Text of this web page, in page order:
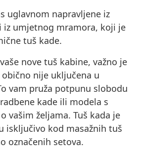
uglavnom napravljene iz
iz umjetnog mramora, koji je
tuš kade.
nove tuš kabine, važno je
nije uključena u
vam pruža potpunu slobodu
kade ili modela s
vašim željama. Tuš kada je
isključivo kod masažnih tuš
označenih setova.